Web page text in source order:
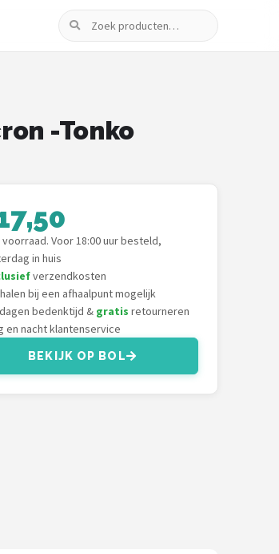
Zoeken
-Tonko
voorraad. Voor 18:00 uur besteld,
in huis
verzendkosten
bij een afhaalpunt mogelijk
bedenktijd & gratis retourneren
en nacht klantenservice
BEKIJK OP BOL